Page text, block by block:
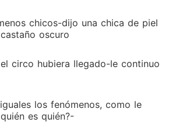
chicos-dijo una chica de piel
oscuro
circo hubiera llegado-le continuo
los fenómenos, como le
es quién?-